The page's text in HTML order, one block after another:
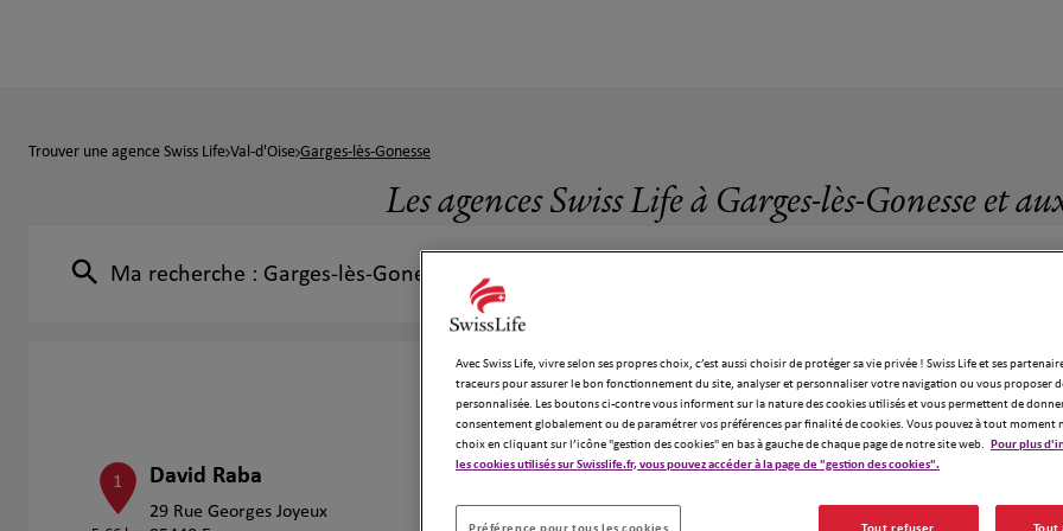
Trouver une agence Swiss Life Val-d'Oise Garges-lès-Gonesse
Les agences Swiss Life à Garges-lès-Gonesse et
Ma recherche : Garges-lès-Gonesse
66 agences Swiss Life à Garges-lès-
1 David Raba
29 Rue Georges Joyeux
Avec Swiss Life, vivre selon ses propres choix, c’est aussi choisir de protéger sa vie privée ! Swiss Life et ses
traceurs pour assurer le bon fonctionnement du site, analyser et personnaliser votre navigation ou vous proposer
personnalisée. Les boutons ci-contre vous informent sur la nature des cookies utilisés et vous permettent de
consentement globalement ou de paramétrer vos préférences par finalité de cookies. Vous pouvez à tout moment
choix en cliquant sur l’icône "gestion des cookies" en bas à gauche de chaque page de notre site web. Pour plus
les cookies utilisés sur Swisslife.fr, vous pouvez accéder à la page de "gestion des cookies".